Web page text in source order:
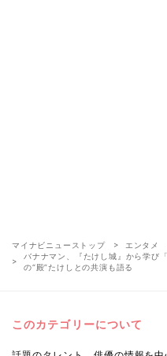
マイナビニューストップ エンタメ
バナナマン、『たけし城』から学び
の“殿”たけしとの共演も語る
このカテゴリーについて